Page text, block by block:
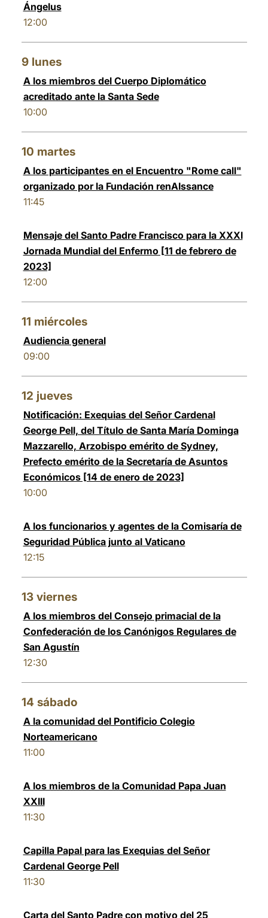
Ángelus
12:00
9 lunes
A los miembros del Cuerpo Diplomático
acreditado ante la Santa Sede
10:00
10 martes
A los participantes en el Encuentro "Rome call"
organizado por la Fundación renAIssance
11:45
Mensaje del Santo Padre Francisco para la XXXI
Jornada Mundial del Enfermo [11 de febrero de
2023]
12:00
11 miércoles
Audiencia general
09:00
12 jueves
Notificación: Exequias del Señor Cardenal
George Pell, del Título de Santa María Dominga
Mazzarello, Arzobispo emérito de Sydney,
Prefecto emérito de la Secretaría de Asuntos
Económicos [14 de enero de 2023]
10:00
A los funcionarios y agentes de la Comisaría de
Seguridad Pública junto al Vaticano
12:15
13 viernes
A los miembros del Consejo primacial de la
Confederación de los Canónigos Regulares de
San Agustín
12:30
14 sábado
A la comunidad del Pontificio Colegio
Norteamericano
11:00
A los miembros de la Comunidad Papa Juan
XXIII
11:30
Capilla Papal para las Exequias del Señor
Cardenal George Pell
11:30
Carta del Santo Padre con motivo del 25